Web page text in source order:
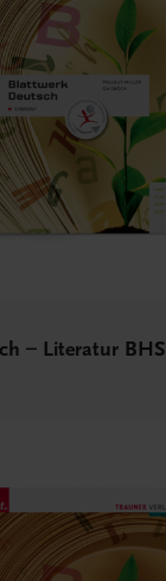
– Literatur BHS